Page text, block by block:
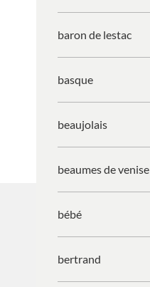
baron de lestac
basque
beaujolais
beaumes de venise
bébé
bertrand